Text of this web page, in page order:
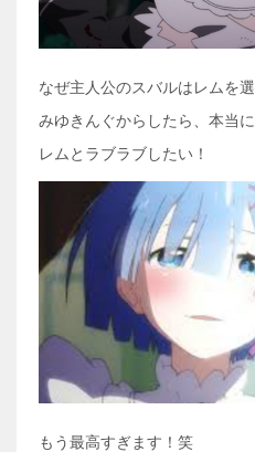
なぜ主人公のスバルはレムを
みゆきんぐからしたら、本当
レムとラブラブしたい！
もう最高すぎます！笑